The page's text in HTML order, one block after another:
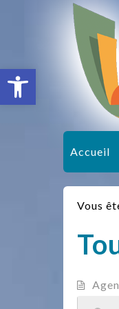
Ouvrir la
Accueil
Vous